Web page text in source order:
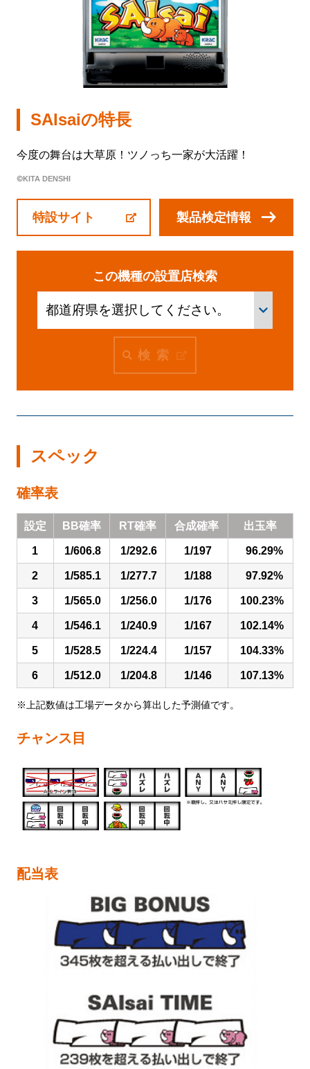
印刷製本機器
会社情報
株式会社北電子ホールディングス
株式会社北電子
株式会社ゼクロスクリエイティブ
北電子製品販売ネットワーク
採用情報
設定
お楽しみ機能
左側メニュー
SAIsaiの特長
今度の舞台は大草原！ツノっち一家が大活躍！
©KITA DENSHI
特設サイト 製品検定情報
この機種の設置店検索
検索
スペック
確率表
設定 BB確率 RT確率 合成確率 出玉率
1 1/606.8 1/292.6 1/197 96.29%
2 1/585.1 1/277.7 1/188 97.92%
3 1/565.0 1/256.0 1/176 100.23%
4 1/546.1 1/240.9 1/167 102.14%
5 1/528.5 1/224.4 1/157 104.33%
6 1/512.0 1/204.8 1/146 107.13%
※上記数値は工場データから算出した予測値です。
チャンス目
配当表